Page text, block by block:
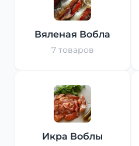
Вяленая Вобла
7 товаров
Икра Воблы